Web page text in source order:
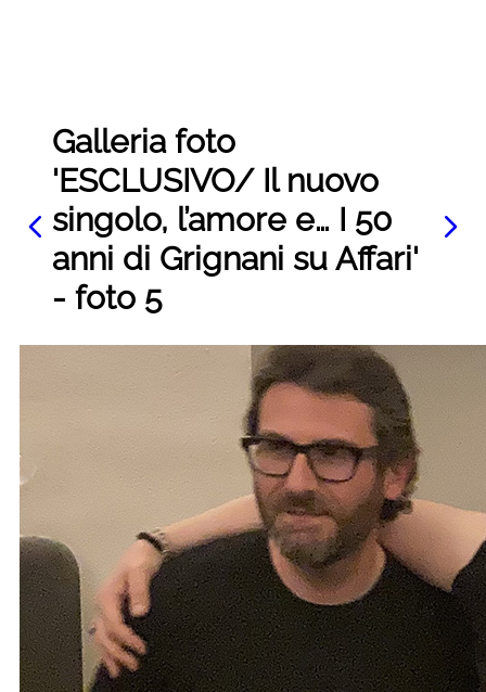
Galleria foto
'ESCLUSIVO/ Il nuovo
singolo, l’amore e… I 50
anni di Grignani su Affari'
- foto 5